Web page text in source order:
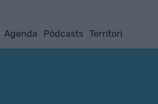
Agenda Pòdcasts Territori